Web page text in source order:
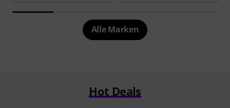
Alle Marken
Hot Deals